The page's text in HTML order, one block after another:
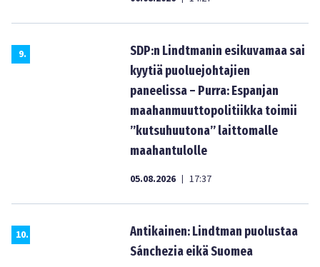
9.
SDP:n Lindtmanin esikuvamaa sai
kyytiä puoluejohtajien
paneelissa – Purra: Espanjan
maahanmuuttopolitiikka toimii
”kutsuhuutona” laittomalle
maahantulolle
05.08.2026 | 17:37
10.
Antikainen: Lindtman puolustaa
Sánchezia eikä Suomea